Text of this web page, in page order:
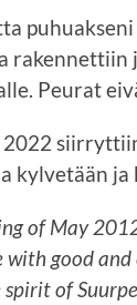
Peurat
kylvetään
of May
with good
spirit of